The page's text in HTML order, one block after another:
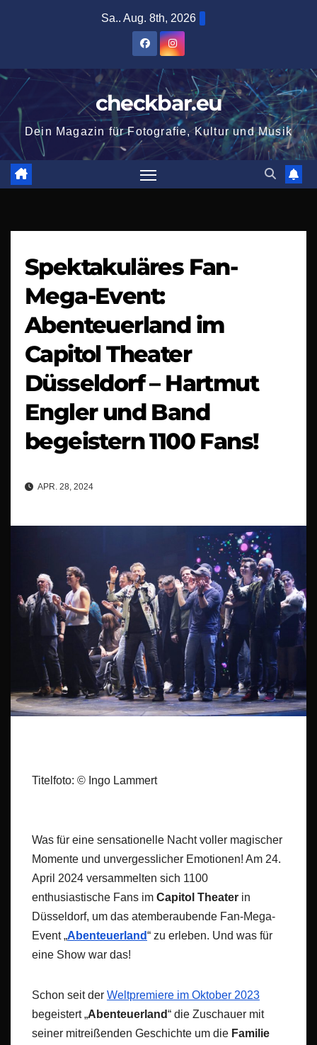
Sa.. Aug. 8th, 2026
checkbar.eu
Dein Magazin für Fotografie, Kultur und Musik
Spektakuläres Fan-
Mega-Event:
Abenteuerland im
Capitol Theater
Düsseldorf – Hartmut
Engler und Band
begeistern 1100 Fans!
APR. 28, 2024
Titelfoto: © Ingo Lammert
Was für eine sensationelle Nacht voller magischer
Momente und unvergesslicher Emotionen! Am 24.
April 2024 versammelten sich 1100
enthusiastische Fans im Capitol Theater in
Düsseldorf, um das atemberaubende Fan-Mega-
Event „Abenteuerland“ zu erleben. Und was für
eine Show war das!
Schon seit der Weltpremiere im Oktober 2023
begeistert „Abenteuerland“ die Zuschauer mit
seiner mitreißenden Geschichte um die Familie